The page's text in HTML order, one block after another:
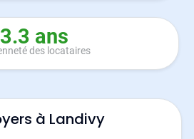
3.3 ans
des locataires
à Landivy